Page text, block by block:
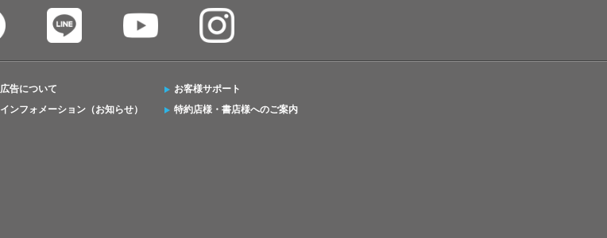
広告について
インフォメーション（お知らせ）
お客様サポート
特約店様・書店様へのご案内